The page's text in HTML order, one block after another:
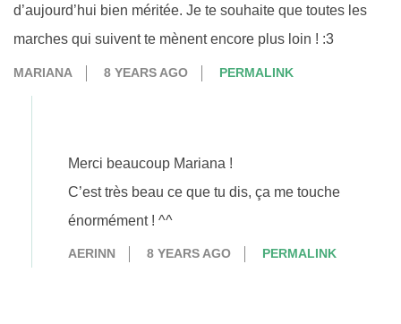
d’aujourd’hui bien méritée. Je te souhaite que toutes les
marches qui suivent te mènent encore plus loin ! :3
MARIANA 8 YEARS AGO PERMALINK
Merci beaucoup Mariana !
C’est très beau ce que tu dis, ça me touche
énormément ! ^^
AERINN 8 YEARS AGO PERMALINK